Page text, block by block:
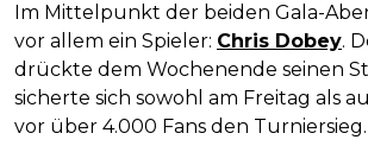
Im Mittelpunkt der beiden Gala-
vor allem ein Spieler: Chris Dobey.
drückte dem Wochenende seinen
sicherte sich sowohl am Freitag als
vor über 4.000 Fans den Turniersieg.